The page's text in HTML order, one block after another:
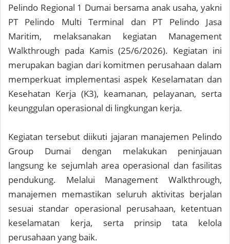
Pelindo Regional 1 Dumai bersama anak usaha, yakni
PT Pelindo Multi Terminal dan PT Pelindo Jasa
Maritim, melaksanakan kegiatan Management
Walkthrough pada Kamis (25/6/2026). Kegiatan ini
merupakan bagian dari komitmen perusahaan dalam
memperkuat implementasi aspek Keselamatan dan
Kesehatan Kerja (K3), keamanan, pelayanan, serta
keunggulan operasional di lingkungan kerja.
Kegiatan tersebut diikuti jajaran manajemen Pelindo
Group Dumai dengan melakukan peninjauan
langsung ke sejumlah area operasional dan fasilitas
pendukung. Melalui Management Walkthrough,
manajemen memastikan seluruh aktivitas berjalan
sesuai standar operasional perusahaan, ketentuan
keselamatan kerja, serta prinsip tata kelola
perusahaan yang baik.